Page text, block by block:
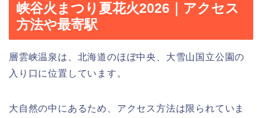
峡谷火まつり夏花火2026｜アクセス
方法や最寄駅
層雲峡温泉は、北海道のほぼ中央、大雪山国立公園の
入り口に位置しています。
大自然の中にあるため、アクセス方法は限られていま